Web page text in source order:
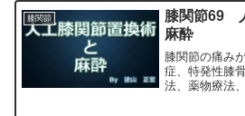
専門医（人工
宏が色々と説
膝関節
膝関節69
麻酔
膝関節の痛み
症、特発性膝
法、薬物療法